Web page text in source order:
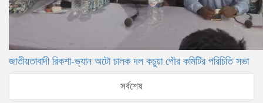
জাতীয়তাবাদী রিকশা-ভ্যান অটো চালক দল কচুয়া পৌর কমিটির পরিচিতি সভা
সর্বশেষ